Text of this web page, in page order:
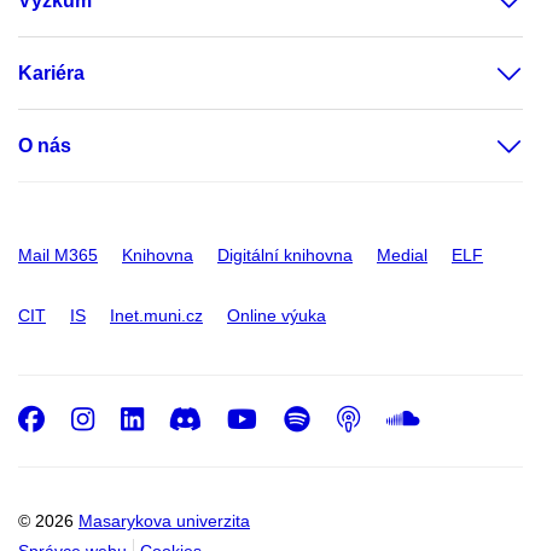
Kariéra
O nás
Mail M365 Knihovna Digitální knihovna Medial ELF
CIT IS Inet.muni.cz Online výuka
© 2026 Masarykova univerzita
Facebook
Instagram
LinkedIn
DiscordYoutube
Spotify
Podcast